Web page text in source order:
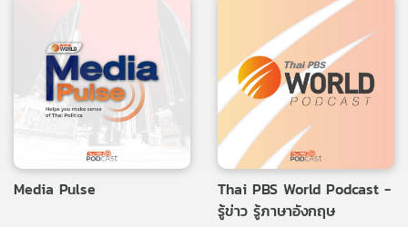
Media Pulse
Thai PBS World Podcast -
รู้ข่าว รู้ภาษาอังกฤษ